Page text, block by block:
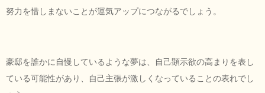
努力を惜しまないことが運気アップにつながるでしょう。
豪邸を誰かに自慢しているような夢は、自己顕示欲の高まりを表し
ている可能性があり、自己主張が激しくなっていることの表れでし